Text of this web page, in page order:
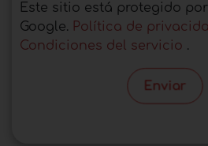
Este sitio está protegido por
Google. Política de
Condiciones del servicio .
Enviar